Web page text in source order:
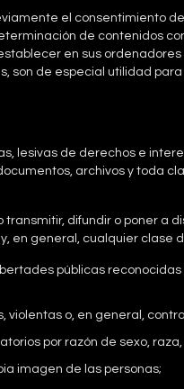
el consentimiento
de contenidos
en sus
son de especial utilidad
lesivas de derechos e
archivos y toda
difundir o poner
en general, cualquier clase
públicas
o, en general,
por razón de sexo,
imagen de las personas;